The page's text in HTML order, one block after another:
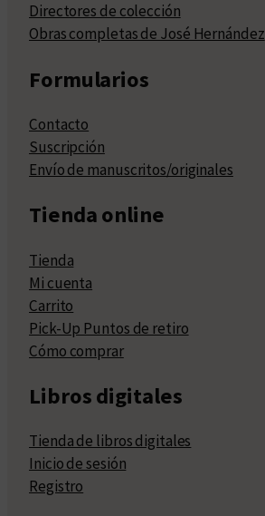
Directores de colección
Obras completas de José Hernández
Formularios
Contacto
Suscripción
Envío de manuscritos/originales
Tienda online
Tienda
Mi cuenta
Carrito
Pick-Up Puntos de retiro
Cómo comprar
Libros digitales
Tienda de libros digitales
Inicio de sesión
Registro